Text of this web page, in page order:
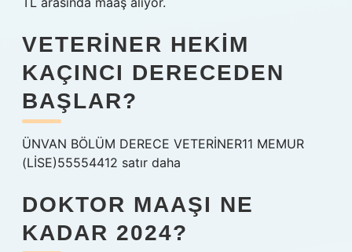
VETERINER HEKIM
KAÇINCI DERECEDEN
BAŞLAR?
ÜNVAN BÖLÜM DERECE VETERİNER11 MEMUR
(LİSE)55554412 satır daha
DOKTOR MAAŞI NE
KADAR 2024?